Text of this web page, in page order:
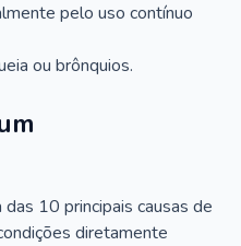
pelo uso contínuo
ou brônquios.
10 principais causas de
diretamente